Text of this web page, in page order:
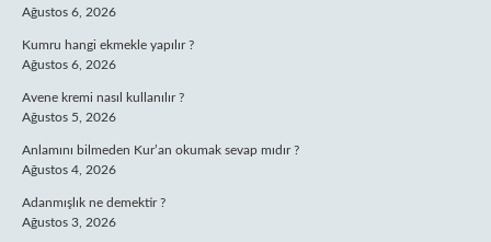
Ağustos 6, 2026
Kumru hangi ekmekle yapılır ?
Ağustos 6, 2026
Avene kremi nasıl kullanılır ?
Ağustos 5, 2026
Anlamını bilmeden Kur’an okumak sevap mıdır ?
Ağustos 4, 2026
Adanmışlık ne demektir ?
Ağustos 3, 2026